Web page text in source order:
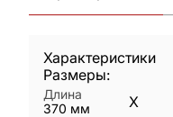
Характеристики
Размеры:
Длина
370 мм X